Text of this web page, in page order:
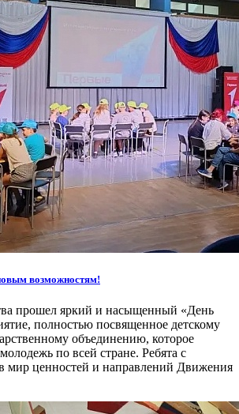
возможностям!
прошел яркий и насыщенный «День
полностью посвященное детскому
объединению, которое
по всей стране. Ребята с
мир ценностей и направлений Движения